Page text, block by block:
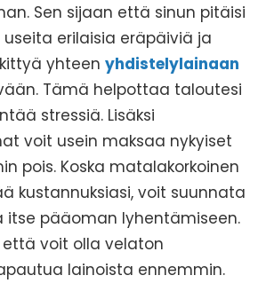
Sen sijaan että sinun pitäisi
erilaisia eräpäiviä ja
yhteen yhdistelylainaan
Tämä helpottaa taloutesi
stressiä. Lisäksi
voit usein maksaa nykyiset
pois. Koska matalakorkoinen
kustannuksiasi, voit suunnata
itse pääoman lyhentämiseen.
voit olla velaton
lainoista ennemmin.